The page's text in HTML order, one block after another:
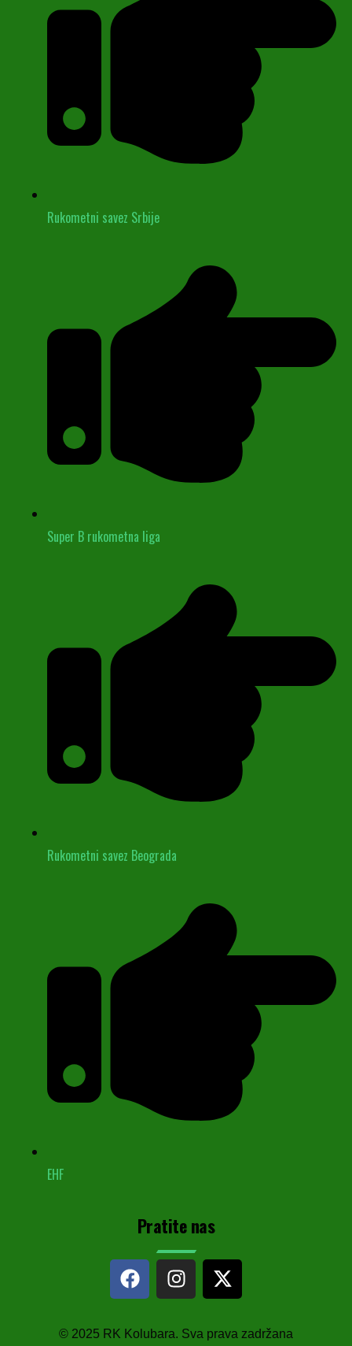
Rukometni savez Srbije
Super B rukometna liga
Rukometni savez Beograda
EHF
Pratite nas
© 2025 RK Kolubara. Sva prava zadržana